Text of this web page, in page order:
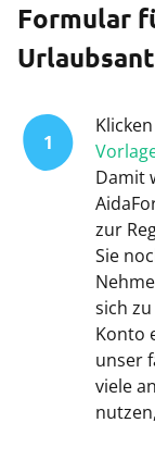
Formular
1
Damit
zur
Sie
sich
Konto
unser
viele